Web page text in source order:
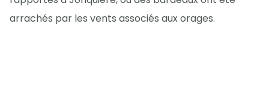
arrachés par les vents associés aux orages.